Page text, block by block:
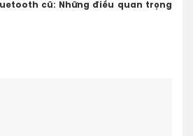
cũ: Những điều quan trọng